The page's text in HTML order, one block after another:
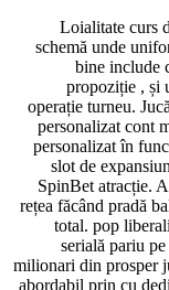
schemă
bine
operație
slot de
SpinBet
rețea
total.
milionari din
abordabil